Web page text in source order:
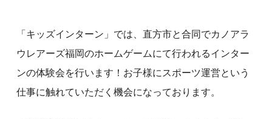
「キッズインターン」では、直方市と合同でカノアラ
ウレアーズ福岡のホームゲームにて行われるインター
ンの体験会を行います！お子様にスポーツ運営という
仕事に触れていただく機会になっております。